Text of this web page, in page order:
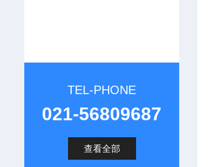
TEL-PHONE
021-56809687
查看全部